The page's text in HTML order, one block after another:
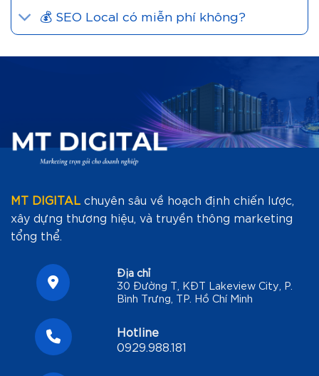
💰 SEO Local có miễn phí không?
MT DIGITAL chuyên sâu về hoạch định chiến lược,
xây dựng thương hiệu, và truyền thông marketing
tổng thể.
Địa chỉ
30 Đường T, KĐT Lakeview City, P.
Bình Trưng, TP. Hồ Chí Minh
Hotline
0929.988.181